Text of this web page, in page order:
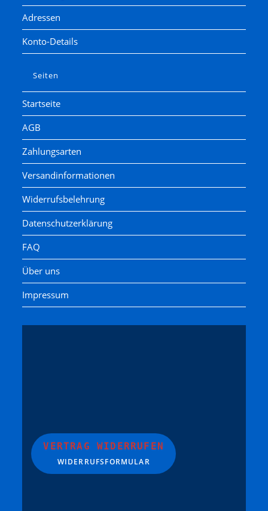
Adressen
Konto-Details
Seiten
Startseite
AGB
Zahlungsarten
Versandinformationen
Widerrufsbelehrung
Datenschutzerklärung
FAQ
Über uns
Impressum
VERTRAG WIDERRUFEN
WIDERRUFSFORMULAR